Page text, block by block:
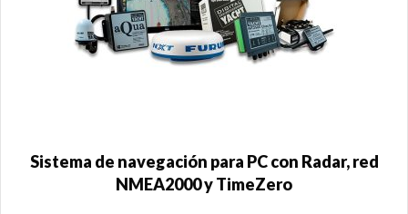
Sistema de navegación para PC con Radar, red
NMEA2000 y TimeZero